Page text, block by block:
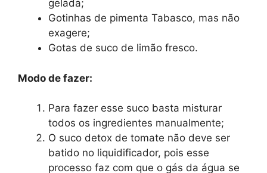
gelada;
Gotinhas de pimenta Tabasco, mas não
exagere;
Gotas de suco de limão fresco.
Modo de fazer:
Para fazer esse suco basta misturar
todos os ingredientes manualmente;
O suco detox de tomate não deve ser
batido no liquidificador, pois esse
processo faz com que o gás da água se